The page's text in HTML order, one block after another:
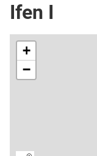
Ifen I